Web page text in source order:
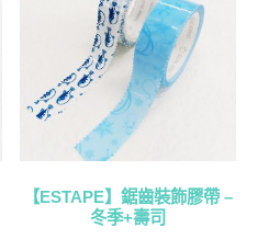
【ESTAPE】鋸齒裝飾膠帶 –
冬季+壽司